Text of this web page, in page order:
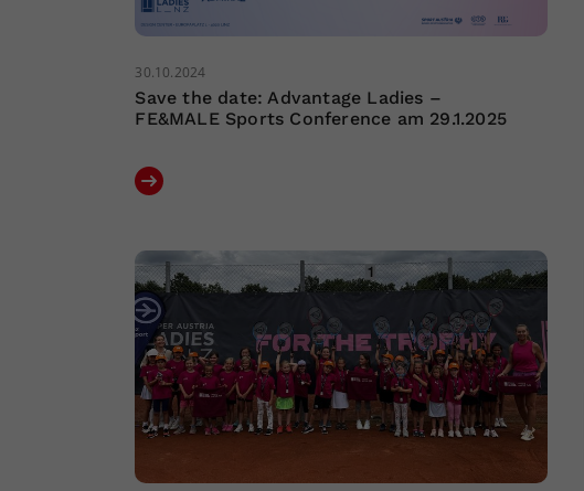
30.10.2024
Save the date: Advantage Ladies –
FE&MALE Sports Conference am 29.1.2025